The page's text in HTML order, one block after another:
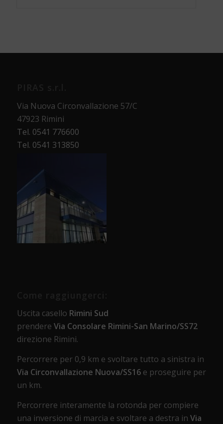
Via Nuova Circonvallazione 57/C
47923 Rimini
Tel. 0541 776600
Tel. 0541 313850
Uscita casello Rimini Sud
prendere Via Consolare Rimini-San Marino/SS72
direzione Rimini.
Percorrere per 0,9 km e svoltare tutto a sinistra in
Via Circonvallazione Nuova/SS16e proseguire per
un km.
Percorrere interamente la rotonda per compiere
una inversione di marcia e svoltare a destra in Via